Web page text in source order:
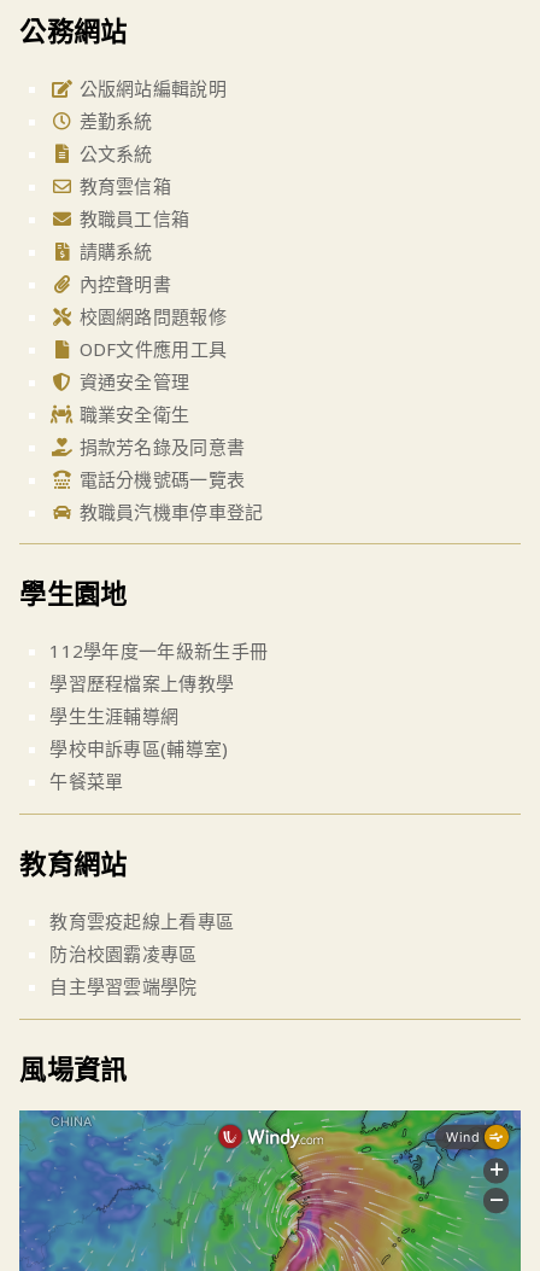
公務網站
公版網站編輯說明
差勤系統
公文系統
教育雲信箱
教職員工信箱
請購系統
內控聲明書
校園網路問題報修
ODF文件應用工具
資通安全管理
職業安全衛生
捐款芳名錄及同意書
電話分機號碼一覽表
教職員汽機車停車登記
學生園地
112學年度一年級新生手冊
學習歷程檔案上傳教學
學生生涯輔導網
學校申訴專區(輔導室)
午餐菜單
教育網站
教育雲疫起線上看專區
防治校園霸凌專區
自主學習雲端學院
風場資訊